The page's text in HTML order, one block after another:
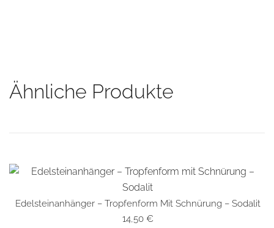
Ähnliche Produkte
SCHNELLANSICHT
Edelsteinanhänger – Tropfenform Mit Schnürung – Sodalit
14,50 €